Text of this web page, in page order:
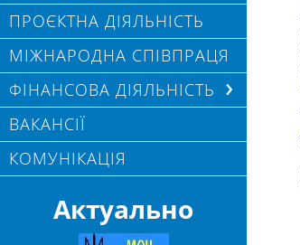
ПРОЄКТНА ДІЯЛЬНІСТЬ
МІЖНАРОДНА СПІВПРАЦЯ
ФІНАНСОВА ДІЯЛЬНІСТЬ
ВАКАНСІЇ
КОМУНІКАЦІЯ
Актуально